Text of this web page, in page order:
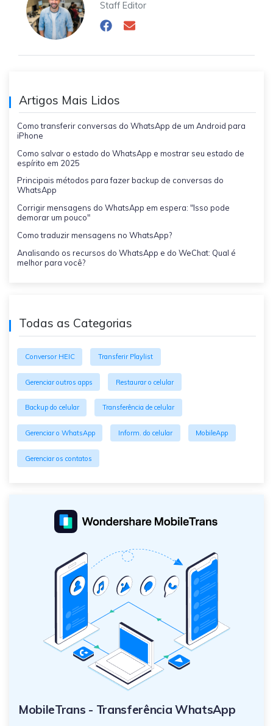
Staff Editor
Artigos Mais Lidos
Como transferir conversas do WhatsApp de um Android para
iPhone
Como salvar o estado do WhatsApp e mostrar seu estado de
espírito em 2025
Principais métodos para fazer backup de conversas do
WhatsApp
Corrigir mensagens do WhatsApp em espera: "Isso pode
demorar um pouco"
Como traduzir mensagens no WhatsApp?
Analisando os recursos do WhatsApp e do WeChat: Qual é
melhor para você?
Todas as Categorias
Conversor HEIC Transferir Playlist
Gerenciar outros apps Restaurar o celular
Backup do celular Transferência de celular
Gerenciar o WhatsApp Inform. do celular MobileApp
Gerenciar os contatos
MobileTrans - Transferência WhatsApp